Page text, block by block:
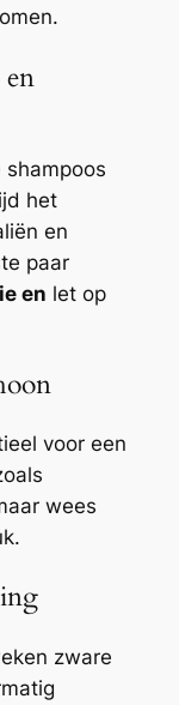
het
en
paar
en let op
voor een
wees
zware